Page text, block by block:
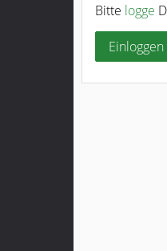
Bitte logge
Einloggen